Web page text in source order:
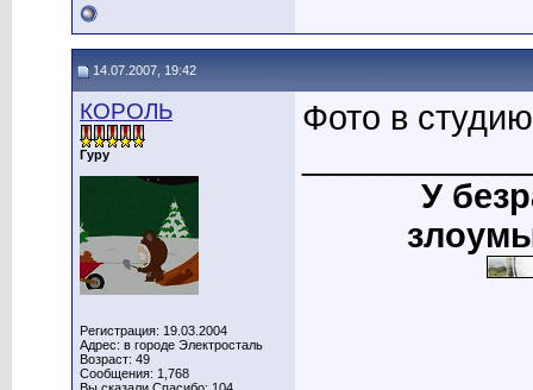
14.07.2007, 19:42
КОРОЛЬ
Гуру
Регистрация: 19.03.2004
Адрес: в городе Электросталь
Возраст: 49
Сообщения: 1,768
Фото в
У